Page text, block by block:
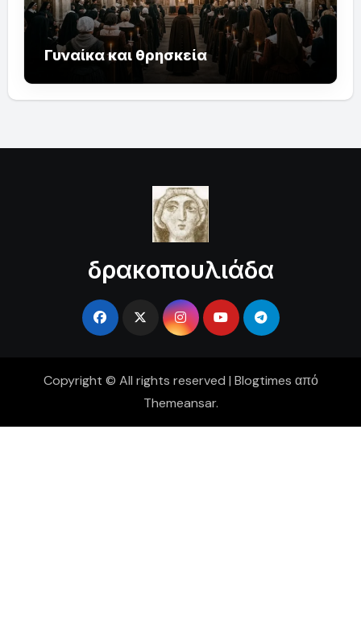
Γυναίκα και θρησκεία
δρακοπουλιάδα
Copyright © All rights reserved | Blogtimes από
Themeansar.